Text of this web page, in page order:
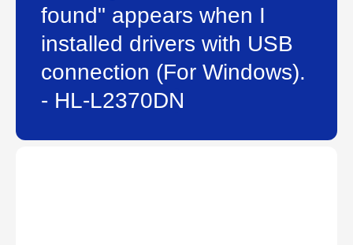
found" appears when I
installed drivers with USB
connection (For Windows).
- HL-L2370DN